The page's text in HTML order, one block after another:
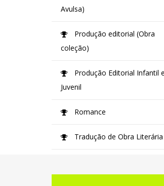
Avulsa)
Produção editorial (Obra
coleção)
Produção Editorial Infantil
Juvenil
Romance
Tradução de Obra Literária